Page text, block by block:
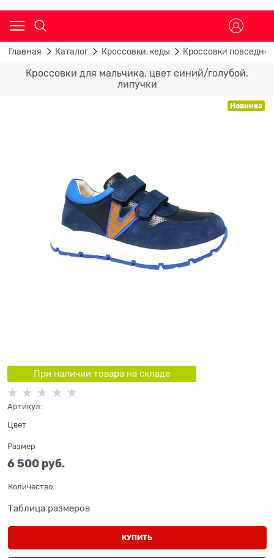
Главная Каталог Кроссовки, кеды Кроссовки
Кроссовки для мальчика, цвет синий/голубой,
липучки
Новинка
При наличии товара на складе
Артикул:
Цвет
Размер
6 500 руб.
Количество:
Таблица размеров
КУПИТЬ